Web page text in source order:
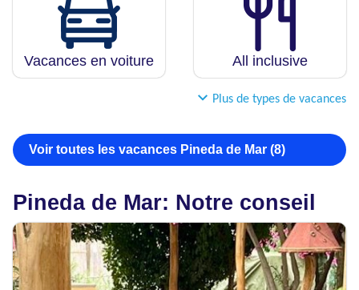
Vacances en voiture All inclusive
Plus de types de vacances
Voir toutes les vacances Pineda de Mar (8)
Pineda de Mar: Notre conseil